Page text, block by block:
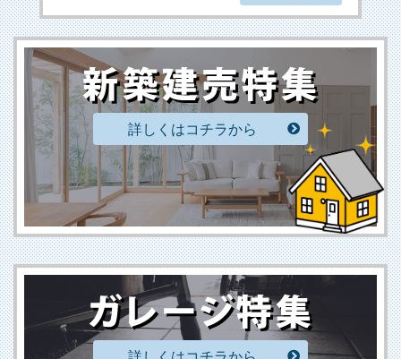
詳しくはコチラから